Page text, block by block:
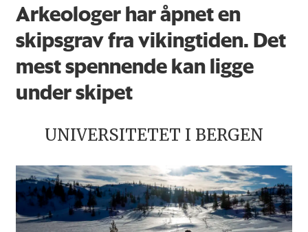
Arkeologer har åpnet en
skipsgrav fra vikingtiden. Det
mest spennende kan ligge
under skipet
UNIVERSITETET I BERGEN